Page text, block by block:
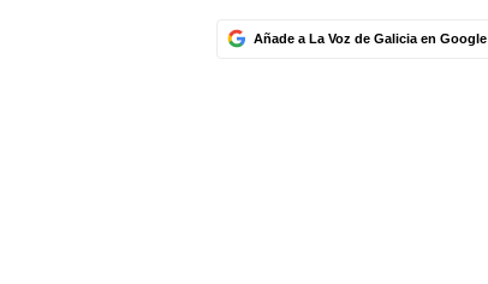
Añade a La Voz de Galicia en Google